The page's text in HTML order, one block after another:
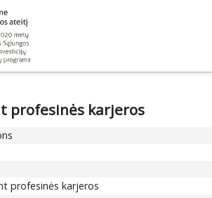
profesinės karjeros
profesinės karjeros